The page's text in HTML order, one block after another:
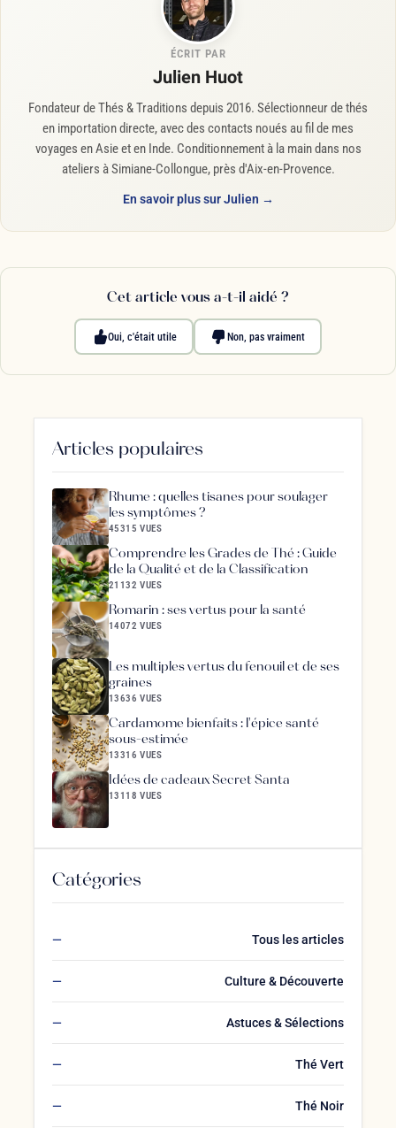
ÉCRIT PAR
Julien Huot
Fondateur de Thés & Traditions depuis 2016. Sélectionneur de thés
en importation directe, avec des contacts noués au fil de mes
voyages en Asie et en Inde. Conditionnement à la main dans nos
ateliers à Simiane-Collongue, près d'Aix-en-Provence.
En savoir plus sur Julien →
Cet article vous a-t-il aidé ?
Oui, c'était utile Non, pas vraiment
Articles populaires
Rhume : quelles tisanes pour soulager
les symptômes ?
45315 VUES
Comprendre les Grades de Thé : Guide
de la Qualité et de la Classification
21132 VUES
Romarin : ses vertus pour la santé
14072 VUES
Les multiples vertus du fenouil et de ses
graines
13636 VUES
Cardamome bienfaits : l'épice santé
sous-estimée
13316 VUES
Idées de cadeaux Secret Santa
13118 VUES
Catégories
Tous les articles
Culture & Découverte
Astuces & Sélections
Thé Vert
Thé Noir